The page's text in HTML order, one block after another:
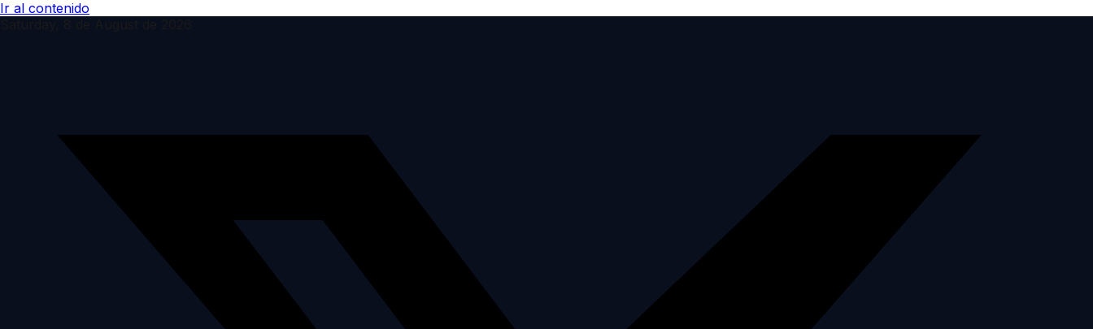
Ir al contenido